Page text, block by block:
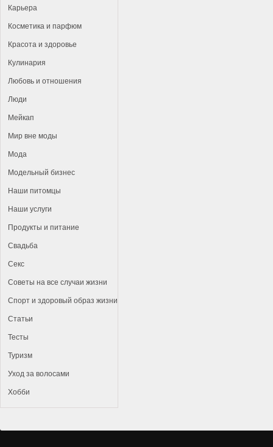
Карьера
Косметика и парфюм
Красота и здоровье
Кулинария
Любовь и отношения
Люди
Мейкап
Мир вне моды
Мода
Модельный бизнес
Наши питомцы
Наши услуги
Продукты и питание
Свадьба
Секс
Советы на все случаи жизни
Спорт и здоровый образ жизни
Статьи
Тесты
Туризм
Уход за волосами
Хобби